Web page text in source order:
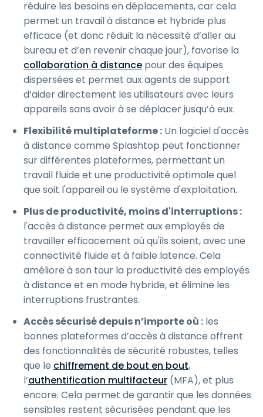
réduire les besoins en déplacements, car cela
permet un travail à distance et hybride plus
efficace (et donc réduit la nécessité d’aller au
bureau et d’en revenir chaque jour), favorise la
collaboration à distance pour des équipes
dispersées et permet aux agents de support
d’aider directement les utilisateurs avec leurs
appareils sans avoir à se déplacer jusqu’à eux.
Flexibilité multiplateforme : Un logiciel d'accès
à distance comme Splashtop peut fonctionner
sur différentes plateformes, permettant un
travail fluide et une productivité optimale quel
que soit l'appareil ou le système d'exploitation.
Plus de productivité, moins d'interruptions :
l'accès à distance permet aux employés de
travailler efficacement où qu'ils soient, avec une
connectivité fluide et à faible latence. Cela
améliore à son tour la productivité des employés
à distance et en mode hybride, et élimine les
interruptions frustrantes.
Accès sécurisé depuis n’importe où : les
bonnes plateformes d’accès à distance offrent
des fonctionnalités de sécurité robustes, telles
que le chiffrement de bout en bout,
l’authentification multifacteur (MFA), et plus
encore. Cela permet de garantir que les données
sensibles restent sécurisées pendant que les